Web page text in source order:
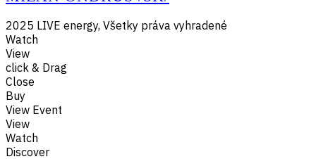
2025 LIVE energy, Všetky práva vyhradené
Watch
View
click & Drag
Close
Buy
View Event
View
Watch
Discover